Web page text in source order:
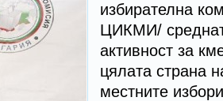
избирателна
ЦИКМИ/
активност за
цялата страна
местните